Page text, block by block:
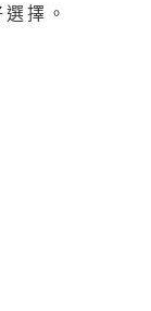
擇。